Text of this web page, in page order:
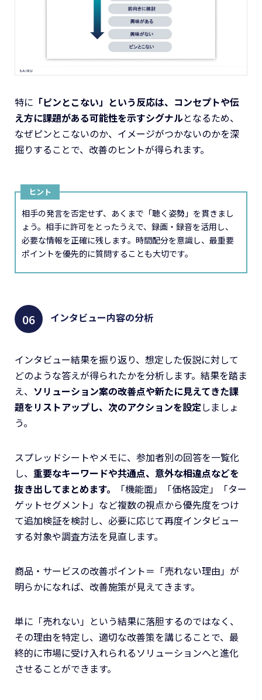
特に 「ピンとこない」という反応は、コンセプトや伝
え方に課題がある可能性を示すシグナルとなるため、
なぜピンとこないのか、イメージがつかないのかを深
掘りすることで、改善のヒントが得られます。
ヒント
相手の発言を否定せず、あくまで「聴く姿勢」を貫きまし
ょう。相手に許可をとったうえで、録画・録音を活用し、
必要な情報を正確に残します。時間配分を意識し、最重要
ポイントを優先的に質問することも大切です。
インタビュー内容の分析
インタビュー結果を振り返り、想定した仮説に対して
どのような答えが得られたかを分析します。結果を踏ま
え、 ソリューション案の改善点や新たに見えてきた課
題をリストアップし、次のアクションを設定しましょ
う。
スプレッドシートやメモに、参加者別の回答を一覧化
し、 重要なキーワードや共通点、意外な相違点などを
抜き出してまとめます。
「機能面」「価格設定」「ター
ゲットセグメント」など複数の視点から優先度をつけ
て追加検証を検討し、必要に応じて再度インタビュー
する対象や調査方法を見直します。
商品・サービスの改善ポイント＝「売れない理由」が
明らかになれば、改善施策が見えてきます。
単に「売れない」という結果に落胆するのではなく、
その理由を特定し、適切な改善策を講じることで、最
終的に市場に受け入れられるソリューションへと進化
させることができます。